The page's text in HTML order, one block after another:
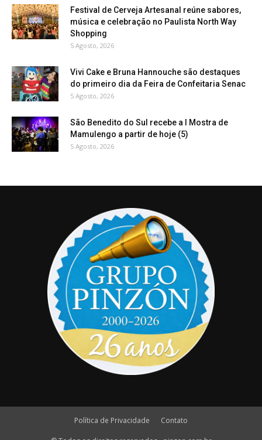
Festival de Cerveja Artesanal reúne sabores,
música e celebração no Paulista North Way
Shopping
5 Agosto, 2026
Vivi Cake e Bruna Hannouche são destaques
do primeiro dia da Feira de Confeitaria Senac
5 Agosto, 2026
São Benedito do Sul recebe a I Mostra de
Mamulengo a partir de hoje (5)
5 Agosto, 2026
Política de Privacidade Contato